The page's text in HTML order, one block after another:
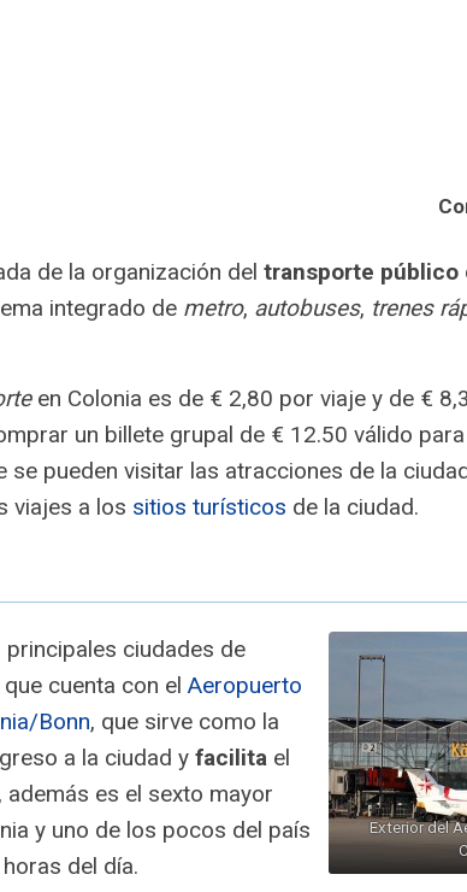
de la organización del transporte público
integrado de metro, autobuses, trenes
en Colonia es de € 2,80 por viaje y de €
un billete grupal de € 12.50 válido
se pueden visitar las atracciones de la
viajes a los sitios turísticos de la ciudad.
Exterior del
principales ciudades de
cuenta con el Aeropuerto
Bonn, que sirve como la
a la ciudad y facilita el
es el sexto mayor
y uno de los pocos del país
del día.